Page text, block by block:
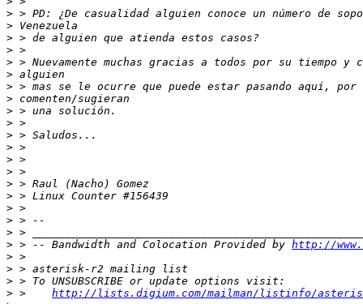
>
>
>
>
>
>
>
>
>
>
>
>
>
>
>
>
>
>
>
> > -- Bandwidth and Colocation Provided by http://
>
>
>
> > http://lists.digium.com/mailman/listinfo/